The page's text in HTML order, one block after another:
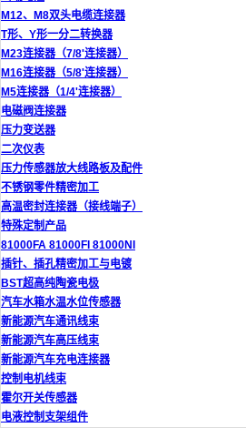
M12、M8双头电缆连接器
T形、Y形一分二转换器
M23连接器（7/8'连接器）
M16连接器（5/8'连接器）
M5连接器（1/4'连接器）
电磁阀连接器
压力变送器
二次仪表
压力传感器放大线路板及配件
不锈钢零件精密加工
高温密封连接器（接线端子）
特殊定制产品
81000FA 81000FI 81000NI
插针、插孔精密加工与电镀
BST超高纯陶瓷电极
汽车水箱水温水位传感器
新能源汽车通讯线束
新能源汽车高压线束
新能源汽车充电连接器
控制电机线束
霍尔开关传感器
电液控制支架组件